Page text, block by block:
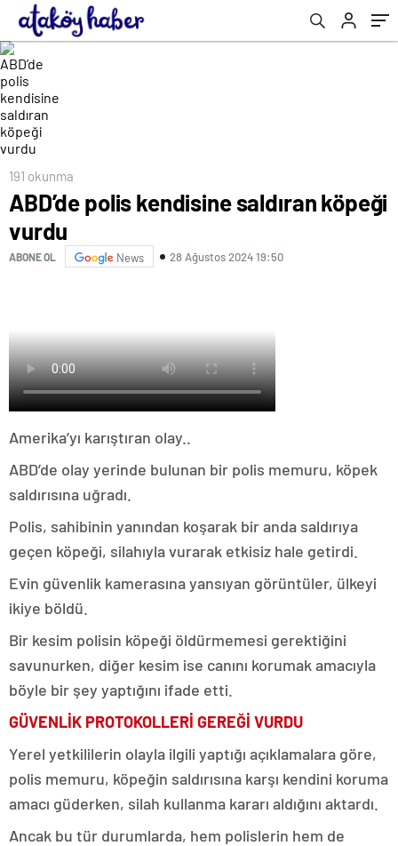
191 okunma
ABD’de polis kendisine saldıran köpeği
vurdu
ABONE OL News 28 Ağustos 2024 19:50
Amerika’yı karıştıran olay..
ABD’de olay yerinde bulunan bir polis memuru, köpek
saldırısına uğradı.
Polis, sahibinin yanından koşarak bir anda saldırıya
geçen köpeği, silahıyla vurarak etkisiz hale getirdi.
Evin güvenlik kamerasına yansıyan görüntüler, ülkeyi
ikiye böldü.
Bir kesim polisin köpeği öldürmemesi gerektiğini
savunurken, diğer kesim ise canını korumak amacıyla
böyle bir şey yaptığını ifade etti.
GÜVENLİK PROTOKOLLERİ GEREĞİ VURDU
Yerel yetkililerin olayla ilgili yaptığı açıklamalara göre,
polis memuru, köpeğin saldırısına karşı kendini koruma
amacı güderken, silah kullanma kararı aldığını aktardı.
Ancak bu tür durumlarda, hem polislerin hem de